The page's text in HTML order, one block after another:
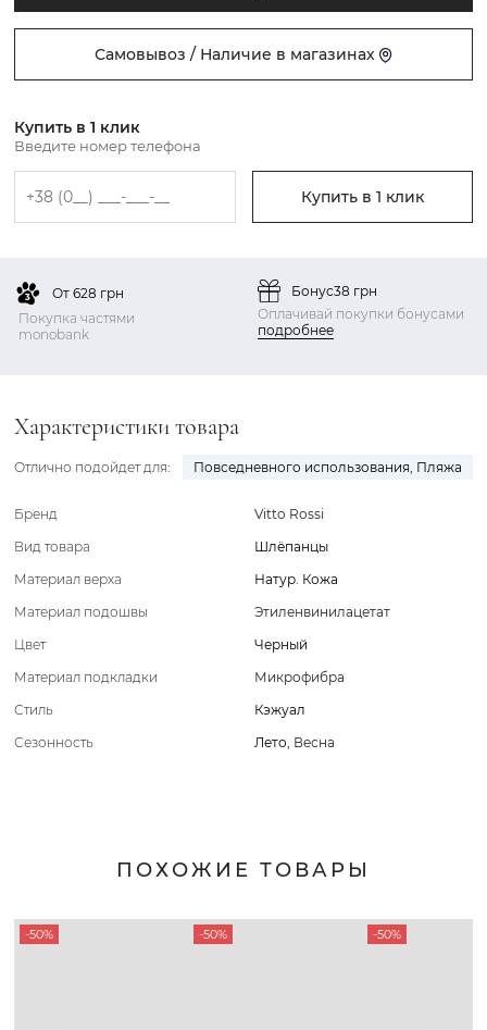
Самовывоз / Наличие в магазинах
Купить в 1 клик
Введите номер телефона
Купить в 1 клик
От 628 грн
Покупка частями
monobank
Бонус38 грн
Оплачивай покупки бонусами
подробнее
Характеристики товара
Отлично подойдет для: Повседневного использования, Пляжа
Бренд
Vitto Rossi
Вид товара
Шлёпанцы
Материал верха
Натур. Кожа
Материал подошвы
Этиленвинилацетат
Цвет
Черный
Материал подкладки
Микрофибра
Стиль
Кэжуал
Сезонность
Лето, Весна
ПОХОЖИЕ ТОВАРЫ
-50% -50% -50%